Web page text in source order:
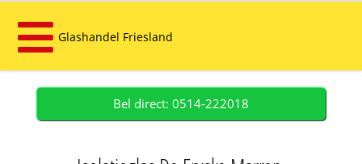
Glashandel Friesland
Bel direct: 0514-222018